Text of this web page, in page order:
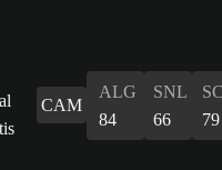
CAM
ALG
84
SNL
66
79